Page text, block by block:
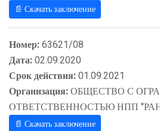
📄 Скачать заключение
Номер:63621/08
Дата:02.09.2020
Срок действия:01.09.2021
Организация:ОБЩЕСТВО С
ОТВЕТСТВЕННОСТЬЮ НПП
📄 Скачать заключение